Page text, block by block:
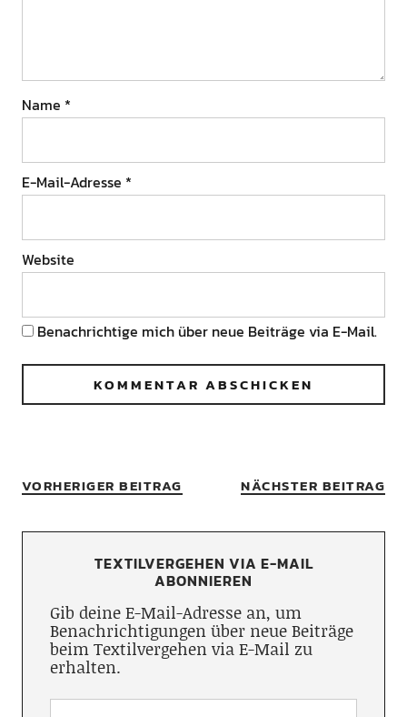
Name *
E-Mail-Adresse *
Website
Benachrichtige mich über neue Beiträge via E-Mail.
VORHERIGER BEITRAG NÄCHSTER BEITRAG
TEXTILVERGEHEN VIA E-MAIL
ABONNIEREN
Gib deine E-Mail-Adresse an, um
Benachrichtigungen über neue Beiträge
beim Textilvergehen via E-Mail zu
erhalten.